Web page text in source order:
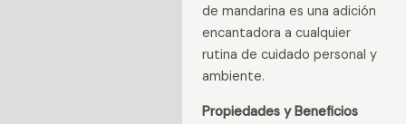
de mandarina es una adición
encantadora a cualquier
rutina de cuidado personal y
ambiente.
Propiedades y Beneficios